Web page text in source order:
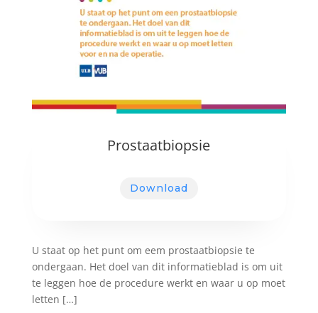
Prostaatbiopsie
Download
U staat op het punt om eem prostaatbiopsie te
ondergaan. Het doel van dit informatieblad is om uit
te leggen hoe de procedure werkt en waar u op moet
letten […]